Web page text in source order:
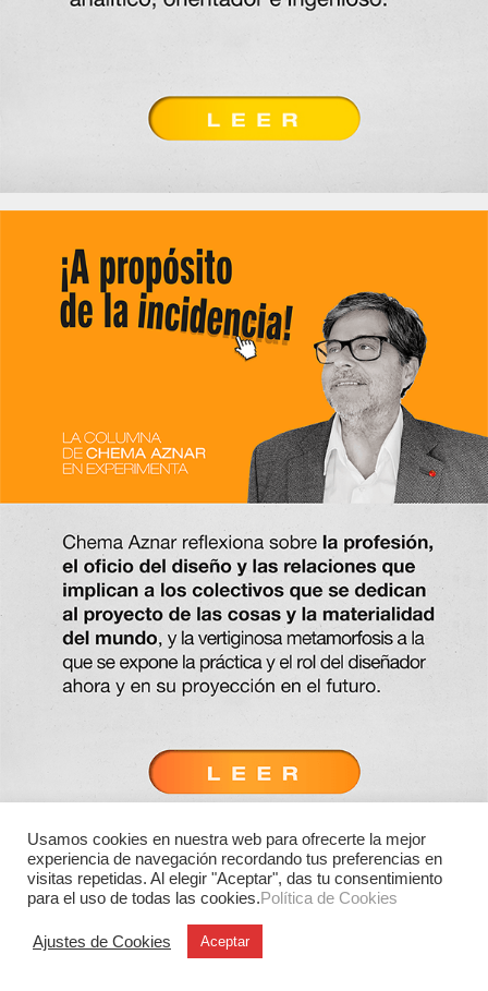
Usamos cookies en nuestra web para ofrecerte la mejor
experiencia de navegación recordando tus preferencias en
visitas repetidas. Al elegir "Aceptar", das tu consentimiento
para el uso de todas las cookies.Política de Cookies
Ajustes de Cookies Aceptar